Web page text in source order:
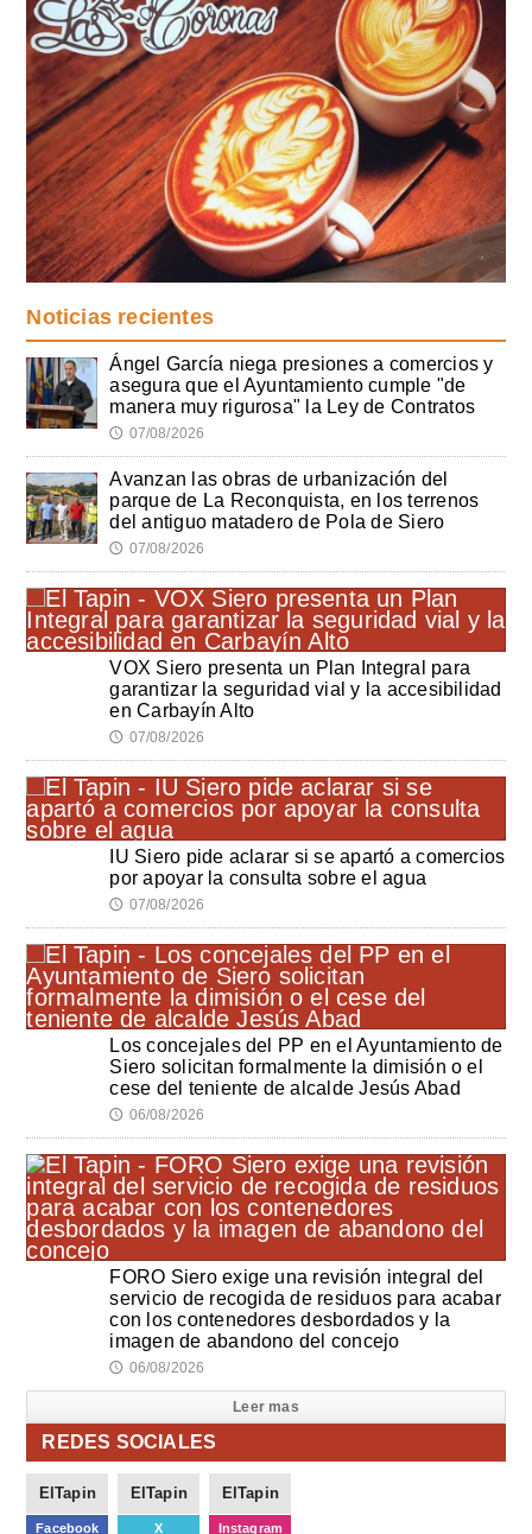
Noticias recientes
Ángel García niega presiones a comercios y
asegura que el Ayuntamiento cumple "de
manera muy rigurosa" la Ley de Contratos
🕔 07/08/2026
Avanzan las obras de urbanización del
parque de La Reconquista, en los terrenos
del antiguo matadero de Pola de Siero
🕔 07/08/2026
VOX Siero presenta un Plan Integral para
garantizar la seguridad vial y la accesibilidad
en Carbayín Alto
🕔 07/08/2026
IU Siero pide aclarar si se apartó a comercios
por apoyar la consulta sobre el agua
🕔 07/08/2026
Los concejales del PP en el Ayuntamiento de
Siero solicitan formalmente la dimisión o el
cese del teniente de alcalde Jesús Abad
🕔 06/08/2026
FORO Siero exige una revisión integral del
servicio de recogida de residuos para acabar
con los contenedores desbordados y la
imagen de abandono del concejo
🕔 06/08/2026
Leer mas
REDES SOCIALES
ElTapin
Facebook
ElTapin
X
ElTapin
Instagram